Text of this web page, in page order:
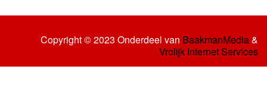
Copyright © 2023 Onderdeel van BaakmanMedia&
Vrolijk Internet Services